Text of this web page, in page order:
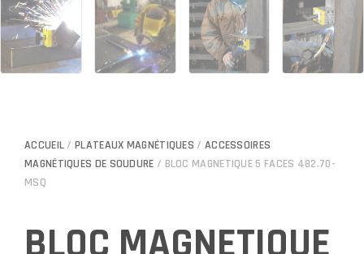
ACCUEIL /PLATEAUX MAGNÉTIQUES / ACCESSOIRES
MAGNÉTIQUES DE SOUDURE / BLOC MAGNETIQUE 5 FACES 482.70-
MSQ